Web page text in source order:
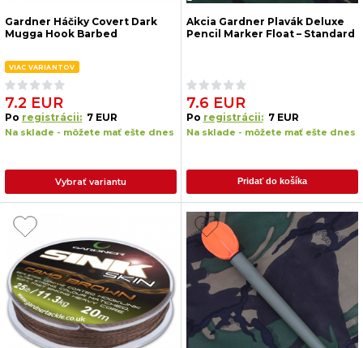
Gardner Háčiky Covert Dark
Mugga Hook Barbed
VIAC VARIANTOV
7.2 EUR
Po registrácii: 7 EUR
Na sklade - môžete mať ešte dnes
Vybrať variantu
Akcia Gardner Plavák Deluxe
Pencil Marker Float – Standard
7.6 EUR
Po registrácii: 7 EUR
Na sklade - môžete mať ešte dnes
Pridať do košíka